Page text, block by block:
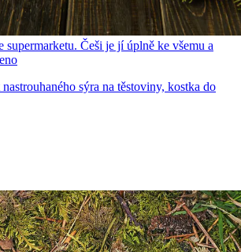
supermarketu. Češi je jí úplně ke všemu a
sýra na těstoviny, kostka do